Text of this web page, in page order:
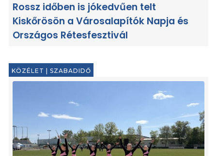
Rossz időben is jókedvűen telt
Kiskőrösön a Városalapítók Napja és
Országos Rétesfesztivál
KÖZÉLET SZABADIDŐ